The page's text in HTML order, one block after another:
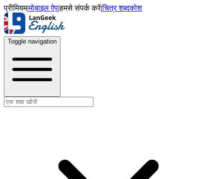
प्रीमियम|मोबाइल ऐप|हमसे संपर्क करें|चित्र शब्दकोश
Toggle navigation